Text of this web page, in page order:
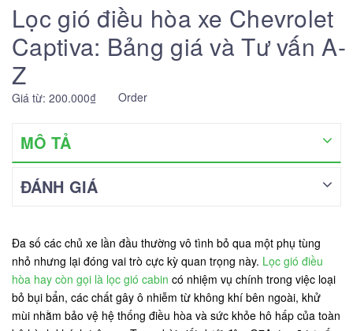
Lọc gió điều hòa xe Chevrolet
Captiva: Bảng giá và Tư vấn A-
Z
Giá từ: 200.000₫ Order
MÔ TẢ
ĐÁNH GIÁ
Đa số các chủ xe lần đầu thường vô tình bỏ qua một phụ tùng
nhỏ nhưng lại đóng vai trò cực kỳ quan trọng này. Lọc gió điều
hòa hay còn gọi là lọc gió cabin có nhiệm vụ chính trong việc loại
bỏ bụi bẩn, các chất gây ô nhiễm từ không khí bên ngoài, khử
mùi nhằm bảo vệ hệ thống điều hòa và sức khỏe hô hấp của toàn